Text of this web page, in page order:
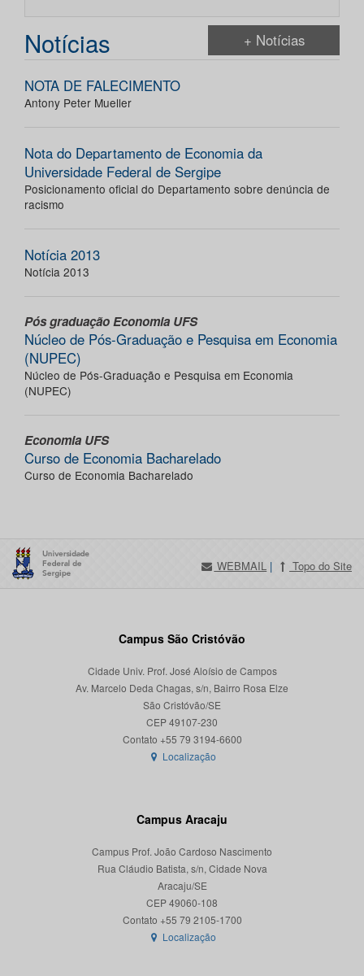
Notícias + Notícias
NOTA DE FALECIMENTO
Antony Peter Mueller
Nota do Departamento de Economia da
Universidade Federal de Sergipe
Posicionamento oficial do Departamento sobre denúncia de
racismo
Notícia 2013
Notícia 2013
Pós graduação Economia UFS
Núcleo de Pós-Graduação e Pesquisa em Economia
(NUPEC)
Núcleo de Pós-Graduação e Pesquisa em Economia
(NUPEC)
Economia UFS
Curso de Economia Bacharelado
Curso de Economia Bacharelado
WEBMAIL | Topo do Site
Campus São Cristóvão
Cidade Univ. Prof. José Aloísio de Campos
Av. Marcelo Deda Chagas, s/n, Bairro Rosa Elze
São Cristóvão/SE
CEP 49107-230
Localização
Campus Aracaju
Campus Prof. João Cardoso Nascimento
Rua Cláudio Batista, s/n, Cidade Nova
Aracaju/SE
CEP 49060-108
Localização